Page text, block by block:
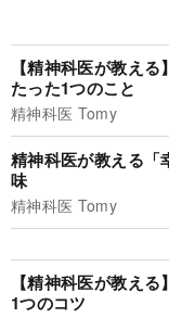
【精神科医が教え
たった1つのこと
精神科医 Tomy
精神科医が教える「
味
精神科医 Tomy
【精神科医が教え
1つのコツ